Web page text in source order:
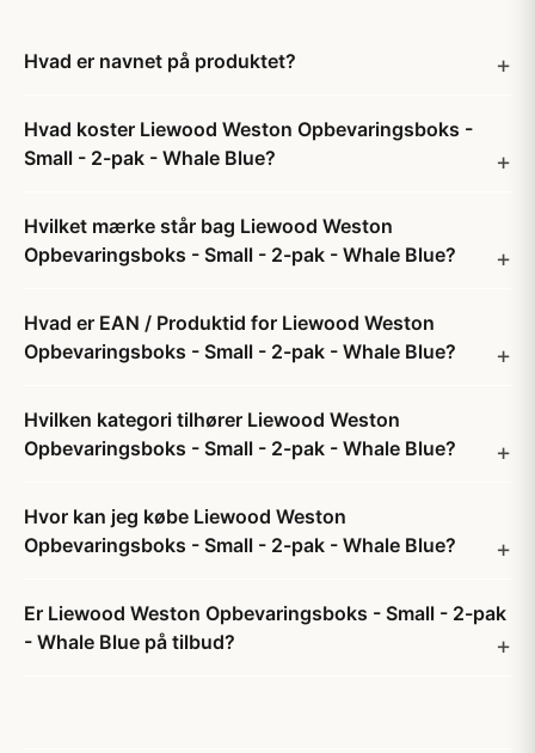
Hvad er navnet på produktet?
Hvad koster Liewood Weston Opbevaringsboks -
Small - 2-pak - Whale Blue?
Hvilket mærke står bag Liewood Weston
Opbevaringsboks - Small - 2-pak - Whale Blue?
Hvad er EAN / Produktid for Liewood Weston
Opbevaringsboks - Small - 2-pak - Whale Blue?
Hvilken kategori tilhører Liewood Weston
Opbevaringsboks - Small - 2-pak - Whale Blue?
Hvor kan jeg købe Liewood Weston
Opbevaringsboks - Small - 2-pak - Whale Blue?
Er Liewood Weston Opbevaringsboks - Small - 2-pak
- Whale Blue på tilbud?